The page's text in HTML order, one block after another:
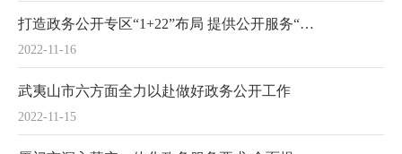
2022-11-16
打造政务公开专区“1+22”布局 提供公开服务“一站式”体验
2022-11-15
武夷山市六方面全力以赴做好政务公开工作